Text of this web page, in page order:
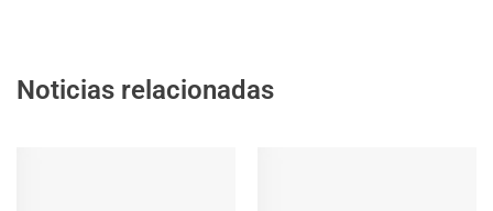
Noticias relacionadas